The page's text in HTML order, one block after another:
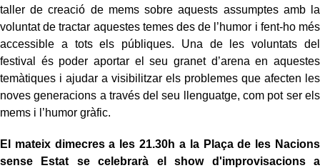
taller de creació de mems sobre aquests assumptes amb la
voluntat de tractar aquestes temes des de l’humor i fent-ho més
accessible a tots els públiques. Una de les voluntats del
festival és poder aportar el seu granet d’arena en aquestes
temàtiques i ajudar a visibilitzar els problemes que afecten les
noves generacions a través del seu llenguatge, com pot ser els
mems i l’humor gràfic.
El mateix dimecres a les 21.30h a la Plaça de les Nacions
sense Estat se celebrarà el show d'improvisacions a